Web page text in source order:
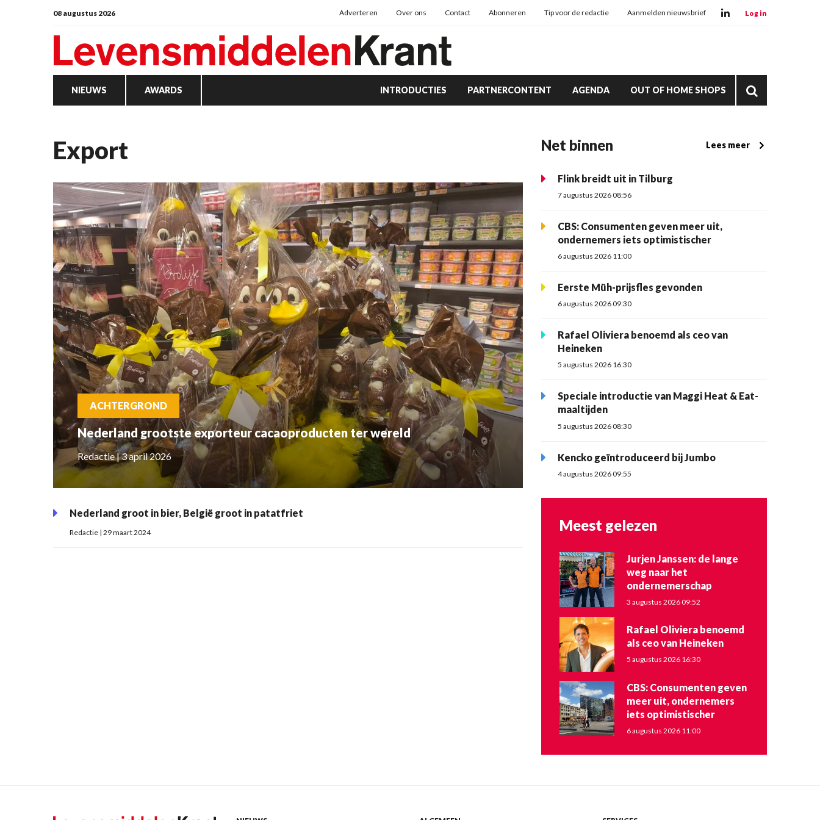
08 augustus 2026 Adverteren Over ons Contact Abonneren Tip voor de redactie Aanmelden nieuwsbrief Log in
NIEUWS AWARDS INTRODUCTIES PARTNERCONTENT AGENDA OUT OF HOME SHOPS
export
ACHTERGROND
Nederland grootste exporteur cacaoproducten ter wereld
Redactie | 3 april 2026
Nederland groot in bier, België groot in patatfriet
Redactie | 29 maart 2024
Net binnen Lees meer
Flink breidt uit in Tilburg
7 augustus 2026 08:56
CBS: Consumenten geven meer uit,
ondernemers iets optimistischer
6 augustus 2026 11:00
Eerste Müh-prijsfles gevonden
6 augustus 2026 09:30
Rafael Oliviera benoemd als ceo van
Heineken
5 augustus 2026 16:30
Speciale introductie van Maggi Heat & Eat-
maaltijden
5 augustus 2026 08:30
Kencko geïntroduceerd bij Jumbo
4 augustus 2026 09:55
Meest gelezen
Jurjen Janssen: de lange
weg naar het
ondernemerschap
3 augustus 2026 09:52
Rafael Oliviera benoemd
als ceo van Heineken
5 augustus 2026 16:30
CBS: Consumenten geven
meer uit, ondernemers
iets optimistischer
6 augustus 2026 11:00